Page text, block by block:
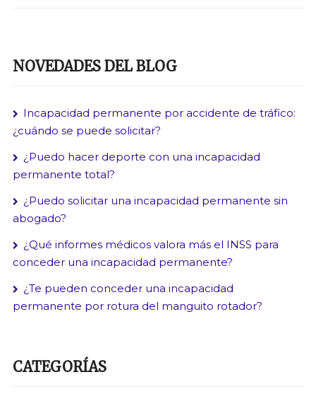
NOVEDADES DEL BLOG
Incapacidad permanente por accidente de tráfico:
¿cuándo se puede solicitar?
¿Puedo hacer deporte con una incapacidad
permanente total?
¿Puedo solicitar una incapacidad permanente sin
abogado?
¿Qué informes médicos valora más el INSS para
conceder una incapacidad permanente?
¿Te pueden conceder una incapacidad
permanente por rotura del manguito rotador?
CATEGORÍAS